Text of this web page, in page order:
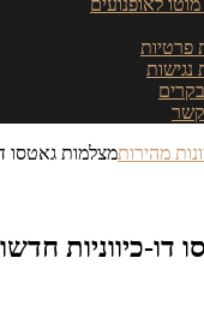
מצלמות גאטסו דו-
חדשות